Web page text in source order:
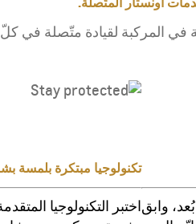
في المركبة لقيادة متّصلة في
وابق
تكنولوجيا مبتكرة بلمسة
اختبر التكنولوجيا